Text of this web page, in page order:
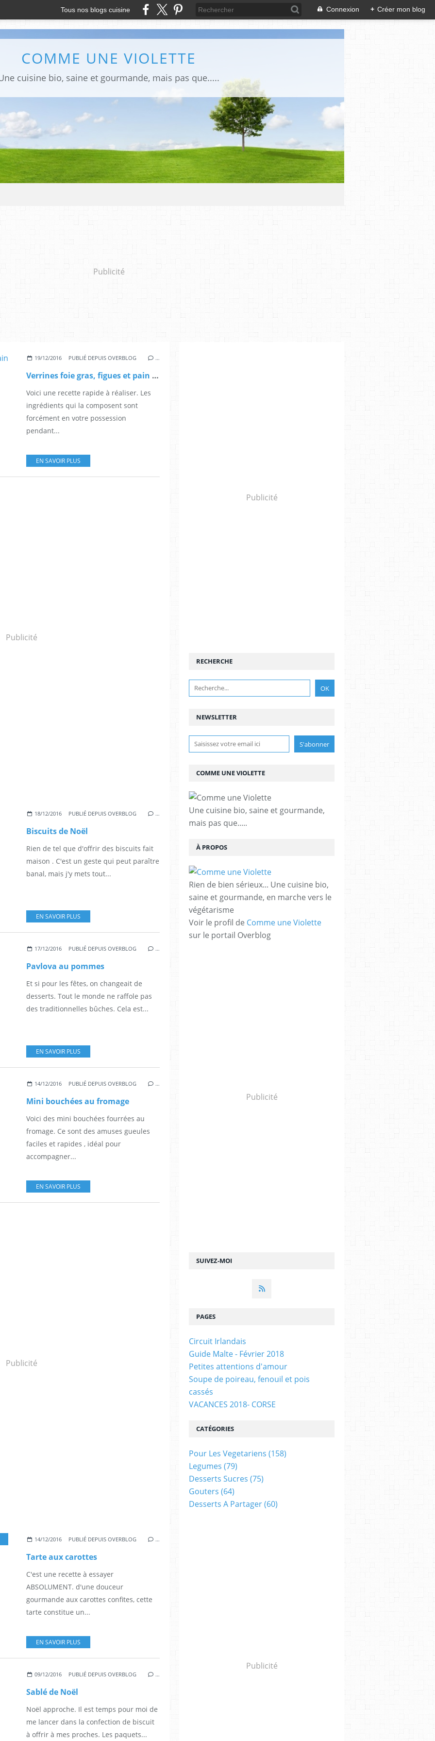
Tous nos blogs cuisine Connexion + Créer mon blog
COMME UNE VIOLETTE
cuisine bio, saine et gourmande, mais pas que.....
Publicité
19/12/2016 PUBLIÉ DEPUIS OVERBLOG …
Verrines foie gras, figues et pain d'épices
Voici une recette rapide à réaliser. Les
ingrédients qui la composent sont
forcément en votre possession
pendant...
EN SAVOIR PLUS
Publicité
18/12/2016 PUBLIÉ DEPUIS OVERBLOG …
Biscuits de Noël
Rien de tel que d'offrir des biscuits fait
maison . C'est un geste qui peut paraître
banal, mais j'y mets tout...
EN SAVOIR PLUS
17/12/2016 PUBLIÉ DEPUIS OVERBLOG …
Pavlova au pommes
Et si pour les fêtes, on changeait de
desserts. Tout le monde ne raffole pas
des traditionnelles bûches. Cela est...
EN SAVOIR PLUS
14/12/2016 PUBLIÉ DEPUIS OVERBLOG …
Mini bouchées au fromage
Voici des mini bouchées fourrées au
fromage. Ce sont des amuses gueules
faciles et rapides , idéal pour
accompagner...
EN SAVOIR PLUS
Publicité
14/12/2016 PUBLIÉ DEPUIS OVERBLOG …
Tarte aux carottes
C'est une recette à essayer
ABSOLUMENT. d'une douceur
gourmande aux carottes confites, cette
tarte constitue un...
EN SAVOIR PLUS
09/12/2016 PUBLIÉ DEPUIS OVERBLOG …
Sablé de Noël
Noël approche. Il est temps pour moi de
me lancer dans la confection de biscuit
à offrir à mes proches. Les paquets...
Publicité
NEWSLETTER
SUIVEZ-MOI
RECHERCHE
COMME UNE VIOLETTE
Une cuisine bio, saine et gourmande,
mais pas que.....
À PROPOS
Rien de bien sérieux... Une cuisine bio,
saine et gourmande, en marche vers le
végétarisme
Voir le profil de Comme une Violette
sur le portail Overblog
Publicité
PAGES
Circuit Irlandais
Guide Malte - Février 2018
Petites attentions d'amour
Soupe de poireau, fenouil et pois
cassés
VACANCES 2018- CORSE
CATÉGORIES
Pour Les Vegetariens (158)
Legumes (79)
Desserts Sucres (75)
Gouters (64)
Desserts A Partager(60)
Publicité